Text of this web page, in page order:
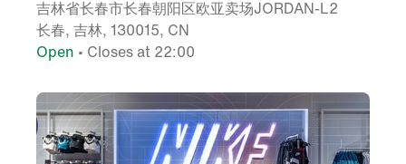
吉林省长春市长春朝阳区欧亚卖场JORDAN-L2
长春, 吉林, 130015, CN
Open • Closes at 22:00